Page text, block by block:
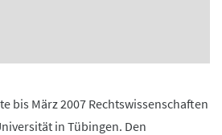
bis März 2007 Rechtswissenschaften
in Tübingen. Den